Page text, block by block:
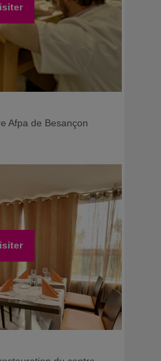
Afpa de Besançon